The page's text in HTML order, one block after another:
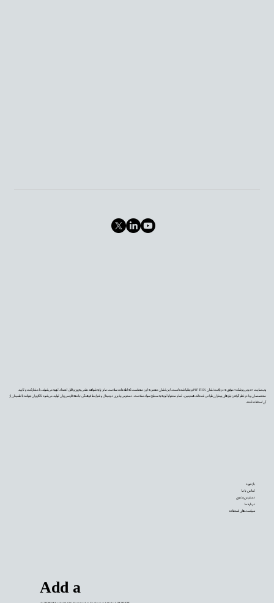
Add a
وب‌سایت «دیجی‌پزشک» موفق به دریافت نشان PIF TICK بریتانیا شده است. این نشان معتبر به این معناست که اطلاعات سلامت ما بر پایه شواهد علمی به‌روز و قابل اعتماد تهیه می‌شوند، با مشارکت و تأیید
متخصصان و با در نظر گرفتن نیازهای بیماران طراحی شده‌اند. همچنین، تمام محتوا با توجه به سطح سواد سلامت، دسترس‌پذیری دیجیتال و شرایط فرهنگی جامعه فارسی‌زبان تولید می‌شود تا کاربران بتوانند با اطمینان از
آن استفاده کنند.
بازخورد
تماس با ما
دسترس‌پذیری
درباره ما
سیاست‌های استفاده